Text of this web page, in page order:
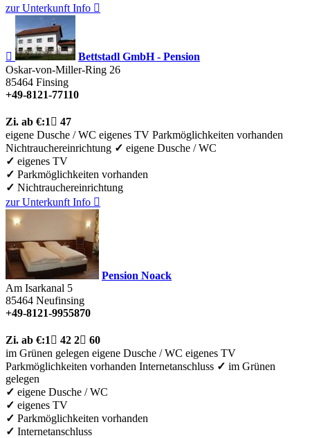
zur Unterkunft Info 

Bettstadl GmbH - Pension
Oskar-von-Miller-Ring 26
85464 Finsing
+49-8121-77110
Zi. ab €:1  47
eigene Dusche / WC eigenes TV Parkmöglichkeiten vorhanden
Nichtrauchereinrichtung ✓ eigene Dusche / WC
✓ eigenes TV
✓ Parkmöglichkeiten vorhanden
✓ Nichtrauchereinrichtung
zur Unterkunft Info 
Pension Noack
Am Isarkanal 5
85464 Neufinsing
+49-8121-9955870
Zi. ab €:1  42 2 60
im Grünen gelegen eigene Dusche / WC eigenes TV
Parkmöglichkeiten vorhanden Internetanschluss ✓ im Grünen
gelegen
✓ eigene Dusche / WC
✓ eigenes TV
✓ Parkmöglichkeiten vorhanden
✓ Internetanschluss